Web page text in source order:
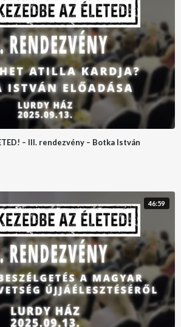
– III. rendezvény – Botka István
46:59